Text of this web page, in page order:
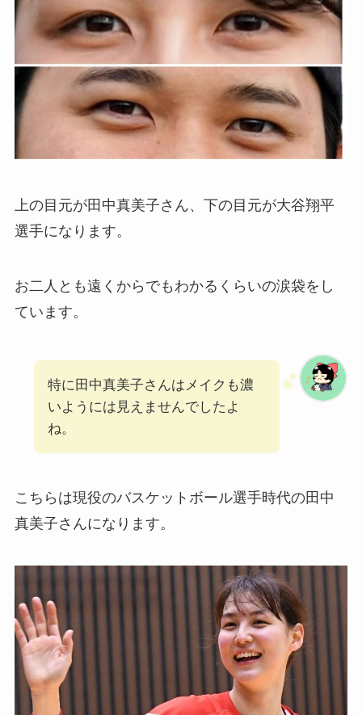
上の目元が田中真美子さん、下の目元が大谷翔平
選手になります。
お二人とも遠くからでもわかるくらいの涙袋をし
ています。
特に田中真美子さんはメイクも濃
いようには見えませんでしたよ
ね。
こちらは現役のバスケットボール選手時代の田中
真美子さんになります。